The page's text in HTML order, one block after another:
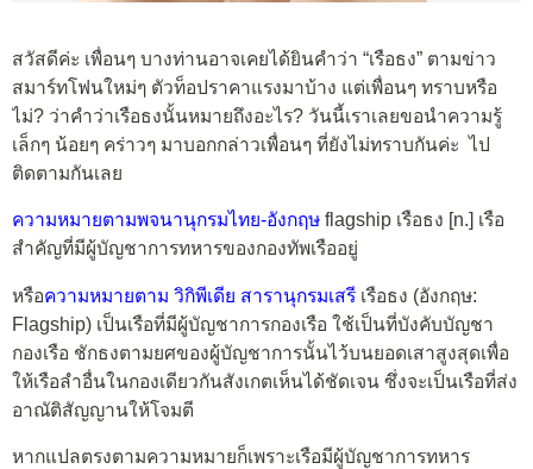
สวัสดีค่ะ เพื่อนๆ บางท่านอาจเคยได้ยินคำว่า “เรือธง” ตามข่าว
สมาร์ทโฟนใหม่ๆ ตัวท็อปราคาแรงมาบ้าง แต่เพื่อนๆ ทราบหรือ
ไม่? ว่าคำว่าเรือธงนั้นหมายถึงอะไร? วันนี้เราเลยขอนำความรู้
เล็กๆ น้อยๆ คร่าวๆ มาบอกกล่าวเพื่อนๆ ที่ยังไม่ทราบกันค่ะ ไป
ติดตามกันเลย
ความหมายตามพจนานุกรมไทย-อังกฤษ flagship เรือธง [n.] เรือ
สำคัญที่มีผู้บัญชาการทหารของกองทัพเรืออยู่
หรือความหมายตาม วิกิพีเดีย สารานุกรมเสรี เรือธง (อังกฤษ:
Flagship) เป็นเรือที่มีผู้บัญชาการกองเรือ ใช้เป็นที่บังคับบัญชา
กองเรือ ชักธงตามยศของผู้บัญชาการนั้นไว้บนยอดเสาสูงสุดเพื่อ
ให้เรือลำอื่นในกองเดียวกันสังเกตเห็นได้ชัดเจน ซึ่งจะเป็นเรือที่ส่ง
อาณัติสัญญานให้โจมตี
หากแปลตรงตามความหมายก็เพราะเรือมีผู้บัญชาการทหาร